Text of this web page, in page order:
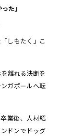
た」
しもたく」こ
離れる決断を
ンガポールへ転
業後、人材紹
ドンでドッグ